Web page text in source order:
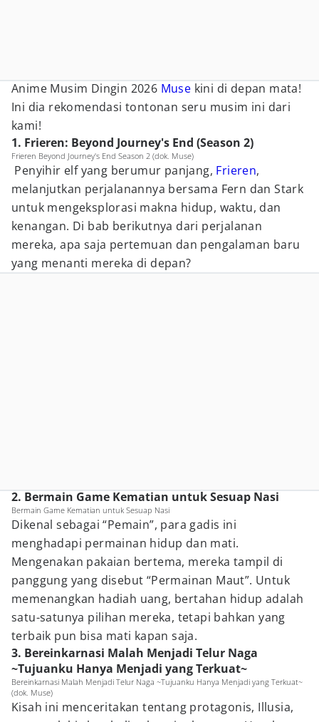
Anime Musim Dingin 2026 Muse kini di depan mata!
Ini dia rekomendasi tontonan seru musim ini dari
kami!
1. Frieren: Beyond Journey's End (Season 2)
Frieren Beyond Journey's End Season 2 (dok. Muse)
Penyihir elf yang berumur panjang, Frieren,
melanjutkan perjalanannya bersama Fern dan Stark
untuk mengeksplorasi makna hidup, waktu, dan
kenangan. Di bab berikutnya dari perjalanan
mereka, apa saja pertemuan dan pengalaman baru
yang menanti mereka di depan?
2. Bermain Game Kematian untuk Sesuap Nasi
Bermain Game Kematian untuk Sesuap Nasi
Dikenal sebagai “Pemain”, para gadis ini
menghadapi permainan hidup dan mati.
Mengenakan pakaian bertema, mereka tampil di
panggung yang disebut “Permainan Maut”. Untuk
memenangkan hadiah uang, bertahan hidup adalah
satu-satunya pilihan mereka, tetapi bahkan yang
terbaik pun bisa mati kapan saja.
3. Bereinkarnasi Malah Menjadi Telur Naga
~Tujuanku Hanya Menjadi yang Terkuat~
Bereinkarnasi Malah Menjadi Telur Naga ~Tujuanku Hanya Menjadi yang Terkuat~
(dok. Muse)
Kisah ini menceritakan tentang protagonis, Illusia,